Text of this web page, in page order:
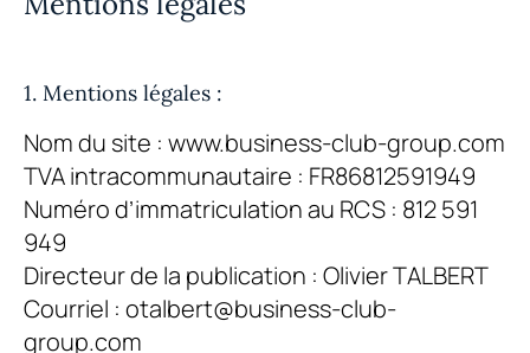
1. Mentions légales :
Nom du site : www.business-club-group.com
TVA intracommunautaire : FR86812591949
Numéro d’immatriculation au RCS : 812 591
949
Directeur de la publication : Olivier TALBERT
Courriel : otalbert@business-club-
group.com